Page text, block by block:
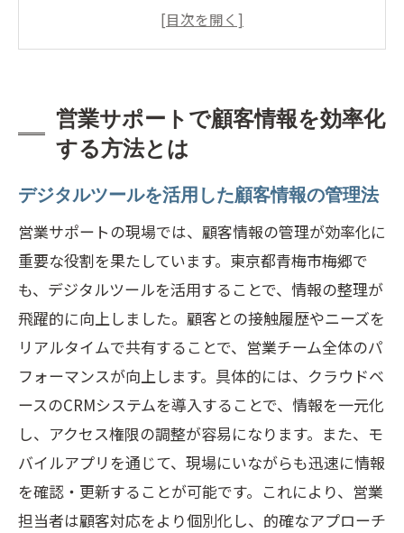
情報効率化が営業パフォーマンスに与え
顧客情報の可視化がもたらすメリット
営業サポートでのAI活用例
営業サポートを強化する人的資源の活用
青梅市梅郷での営業活動を成功に導く顧客情
報管理の秘訣
地域ニーズに特化した情報管理手法
顧客データを活用したターゲティング戦
略
青梅市特有の顧客ニーズの把握法
地域密着型営業の実践事例
顧客フィードバックの効果的な利用法
顧客満足度向上のためのデータ分析
顧客情報の共有が営業チームに与える影響と
営業サポートで顧客情報を効率化
する方法とは
デジタルツールを活用した顧客情報の管理法
営業サポートの現場では、顧客情報の管理が効率化に
重要な役割を果たしています。東京都青梅市梅郷で
も、デジタルツールを活用することで、情報の整理が
飛躍的に向上しました。顧客との接触履歴やニーズを
リアルタイムで共有することで、営業チーム全体のパ
フォーマンスが向上します。具体的には、クラウドベ
ースのCRMシステムを導入することで、情報を一元化
し、アクセス権限の調整が容易になります。また、モ
バイルアプリを通じて、現場にいながらも迅速に情報
を確認・更新することが可能です。これにより、営業
担当者は顧客対応をより個別化し、的確なアプローチ